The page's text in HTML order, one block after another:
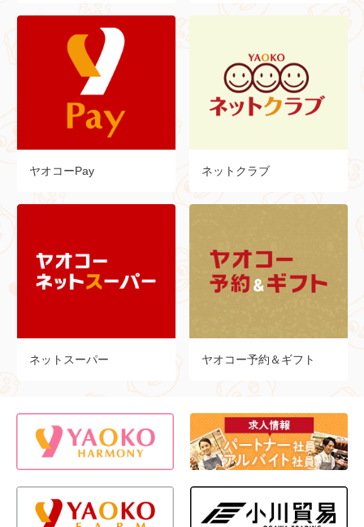
ヤオコーPay ネットクラブ
ネットスーパー ヤオコー予約＆ギフト